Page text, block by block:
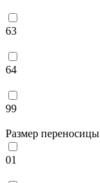
63
64
99
Размер переносицы
01